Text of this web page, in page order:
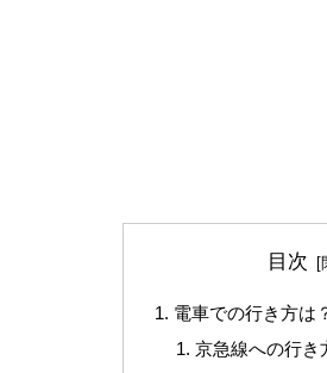
目次
電車での行き方は
京急線への行き